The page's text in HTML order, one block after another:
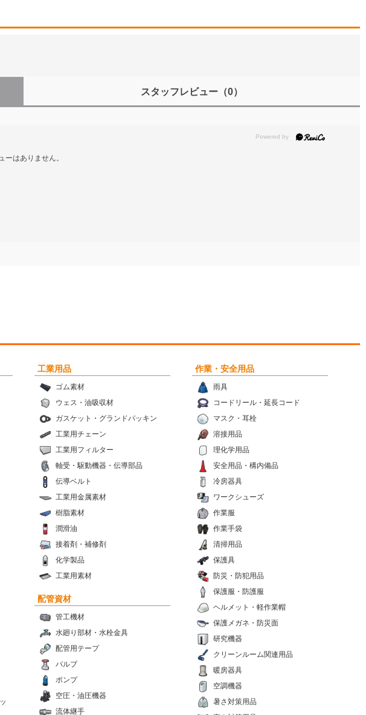
スタッフレビュー （0）
ーはありません。
工業用品
ゴム素材
ウェス・油吸収材
ガスケット・グランドパッキン
工業用チェーン
工業用フィルター
軸受・駆動機器・伝導部品
伝導ベルト
工業用金属素材
樹脂素材
潤滑油
接着剤・補修剤
化学製品
工業用素材
作業・安全用品
雨具
コードリール・延長コード
マスク・耳栓
溶接用品
理化学用品
安全用品・構内備品
冷房器具
ワークシューズ
作業服
作業手袋
清掃用品
保護具
防災・防犯用品
保護服・防護服
ヘルメット・軽作業帽
保護メガネ・防災面
研究機器
クリーンルーム関連用品
暖房器具
空調機器
暑さ対策用品
配管資材
管工機材
水廻り部材・水栓金具
配管用テープ
バルブ
ポンプ
空圧・油圧機器
流体継手